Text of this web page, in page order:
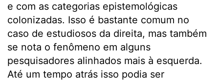
e com as categorias epistemológicas
colonizadas. Isso é bastante comum no
caso de estudiosos da direita, mas também
se nota o fenômeno em alguns
pesquisadores alinhados mais à esquerda.
Até um tempo atrás isso podia ser